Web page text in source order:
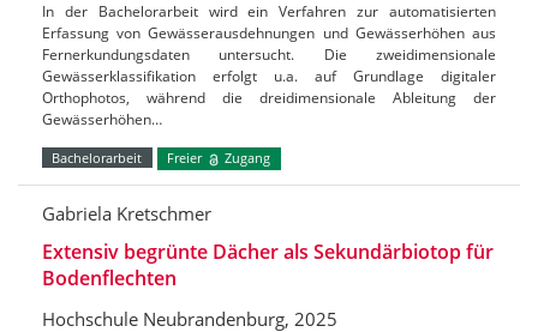
In der Bachelorarbeit wird ein Verfahren zur automatisierten
Erfassung von Gewässerausdehnungen und Gewässerhöhen aus
Fernerkundungsdaten untersucht. Die zweidimensionale
Gewässerklassifikation erfolgt u.a. auf Grundlage digitaler
Orthophotos, während die dreidimensionale Ableitung der
Gewässerhöhen…
Bachelorarbeit Freier Zugang
Gabriela Kretschmer
Extensiv begrünte Dächer als Sekundärbiotop für
Bodenflechten
Hochschule Neubrandenburg, 2025